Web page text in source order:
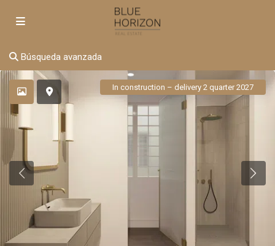
Búsqueda avanzada
In construction – delivery 2 quarter 2027